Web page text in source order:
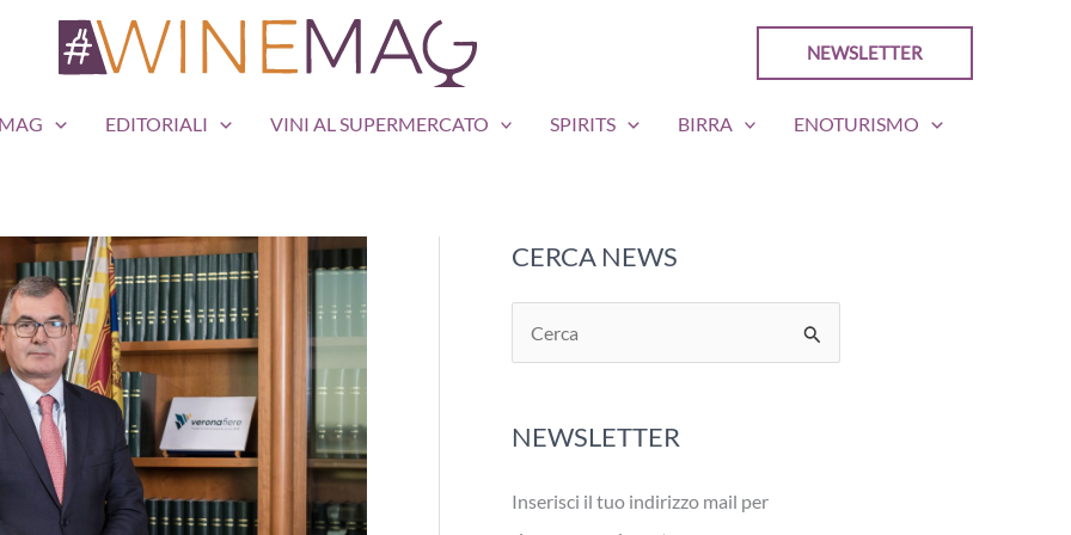
NEWSLETTER
EDITORIALI VINI AL SUPERMERCATO SPIRITS BIRRA ENOTURISMO
CERCA NEWS
e
c
:
NEWSLETTER
Inserisci il tuo indirizzo mail per